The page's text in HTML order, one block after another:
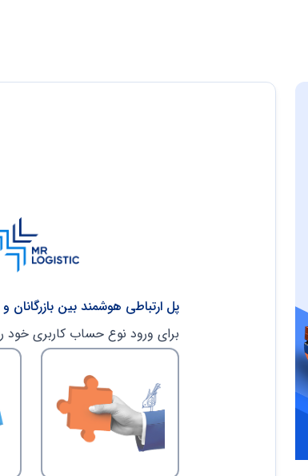
پل ارتباطی هوشمند بین
برای ورود نوع حساب کاربری خود